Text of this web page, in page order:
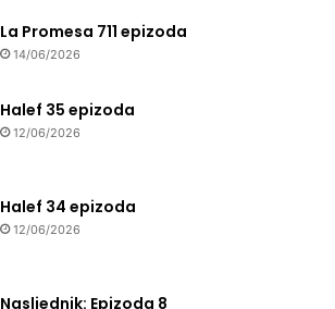
La Promesa 711 epizoda
14/06/2026
Halef 35 epizoda
12/06/2026
Halef 34 epizoda
12/06/2026
Nasljednik: Epizoda 8